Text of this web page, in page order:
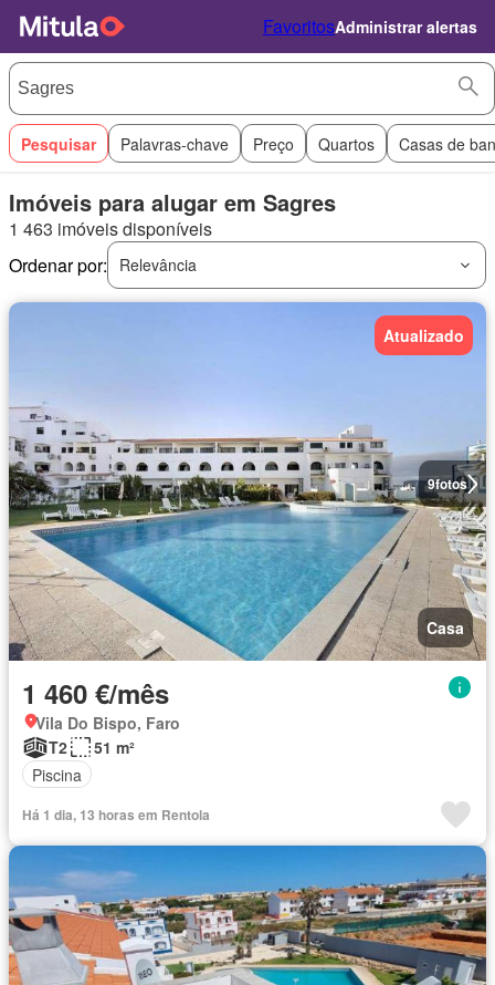
FavoritosAdministrar alertas
Pesquisar Palavras-chave Preço Quartos Casas de
Imóveis para alugar em Sagres
1 463 imóveis disponíveis
Ordenar por:
Relevância
9fotos
Atualizado
Casa
1 460 €/mês
Vila Do Bispo, Faro
T2
51 m²
Piscina
Há 1 dia, 13 horas em Rentola